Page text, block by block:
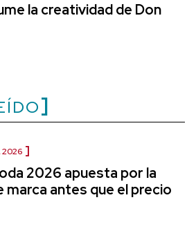
la creatividad de Don
2026
2026 apuesta por la
marca antes que el precio